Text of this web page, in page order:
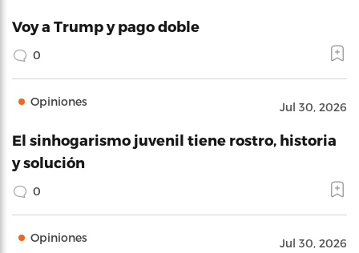
Voy a Trump y pago doble
0
Opiniones Jul 30, 2026
El sinhogarismo juvenil tiene rostro, historia
y solución
0
Opiniones Jul 30, 2026